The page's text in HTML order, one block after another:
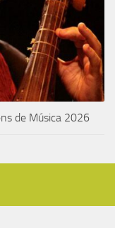
de Música 2026